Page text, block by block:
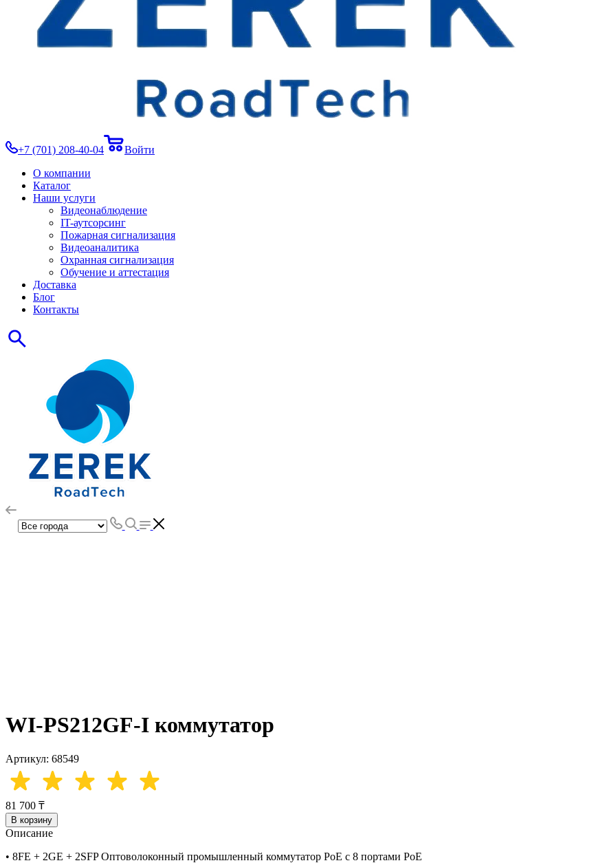
+7 (701) 208-40-04
Войти
О компании
Каталог
Наши услуги
Видеонаблюдение
IT-аутсорсинг
Пожарная сигнализация
Видеоаналитика
Охранная сигнализация
Обучение и аттестация
Доставка
Блог
Контакты
WI-PS212GF-I коммутатор
Артикул: 68549
81 700 ₸
В корзину
Описание
• 8FE + 2GE + 2SFP Оптоволоконный промышленный коммутатор PoE с 8 портами PoE